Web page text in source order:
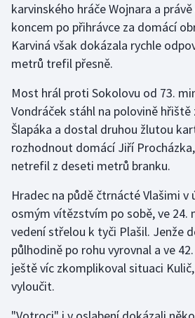
Stolní tenis
Triatlon
Vodní slalom
Volejbal
karvinského hráče Wojnara a
koncem po přihrávce za domácí
Karviná však dokázala rychle
metrů trefil přesně.
Most hrál proti Sokolovu od 73.
Vondráček stáhl na polovině hřiště
Šlapáka a dostal druhou žlutou
rozhodnout domácí Jiří
netrefil z deseti metrů branku.
Hradec na půdě čtrnácté Vlašimi v
osmým vítězstvím po sobě, ve 24.
vedení střelou k tyči Plašil. Jenže
půlhodině po rohu vyrovnal a ve
ještě víc zkomplikoval situaci
vyloučit.